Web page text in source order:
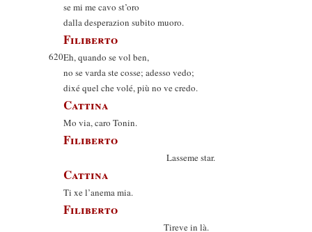
se mi me cavo st’oro
dalla desperazion subito muoro.
Filiberto
620Eh, quando se vol ben,
no se varda ste cosse; adesso vedo;
dixé quel che volé, più no ve credo.
Cattina
Mo via, caro Tonin.
Filiberto
Lasseme star.
Cattina
Ti xe l’anema mia.
Filiberto
Tireve in là.